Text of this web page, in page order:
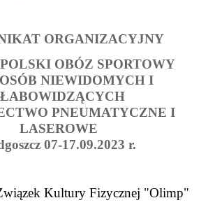
ORGANIZACYJNY
OBÓZ SPORTOWY
NIEWIDOMYCH I
PNEUMATYCZNE I
LASEROWE
07-17.09.2023 r.
Kultury Fizycznej "Olimp"